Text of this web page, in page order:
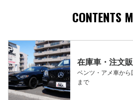
CONTENTS
在庫車・注文
ベンツ・アメ車か
まで